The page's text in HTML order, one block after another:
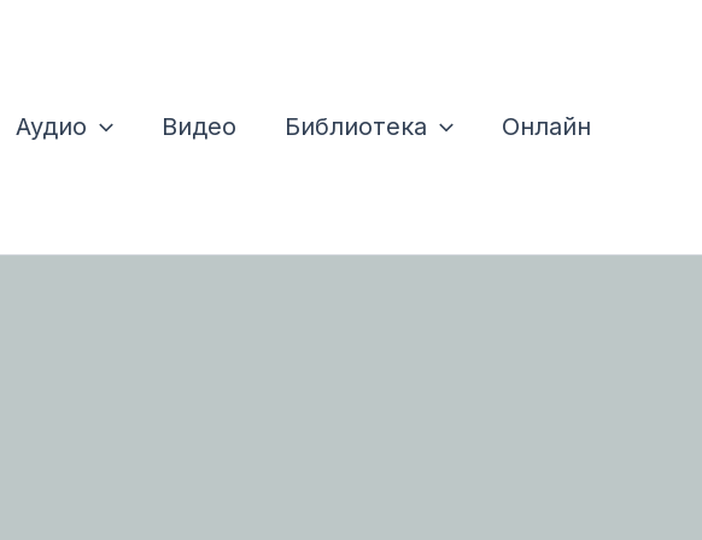
Аудио Видео Библиотека Онлайн